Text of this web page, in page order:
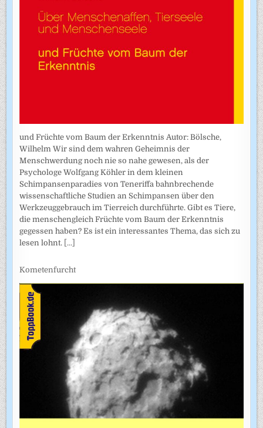
und Früchte vom Baum der Erkenntnis Autor: Bölsche,
Wilhelm Wir sind dem wahren Geheimnis der
Menschwerdung noch nie so nahe gewesen, als der
Psychologe Wolfgang Köhler in dem kleinen
Schimpansenparadies von Teneriffa bahnbrechende
wissenschaftliche Studien an Schimpansen über den
Werkzeuggebrauch im Tierreich durchführte. Gibt es Tiere,
die menschengleich Früchte vom Baum der Erkenntnis
gegessen haben? Es ist ein interessantes Thema, das sich zu
lesen lohnt. [...]
Kometenfurcht